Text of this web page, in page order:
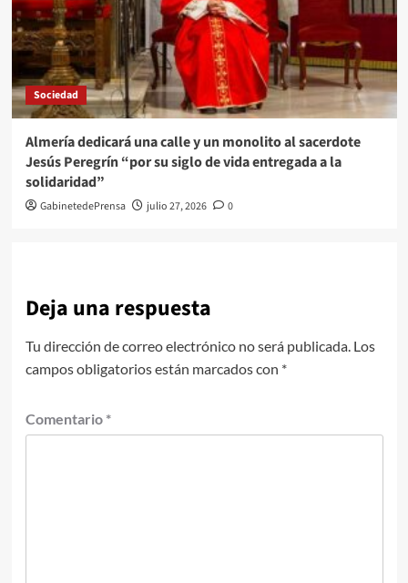
Sociedad
Almería dedicará una calle y un monolito al sacerdote
Jesús Peregrín “por su siglo de vida entregada a la
solidaridad”
GabinetedePrensa julio 27, 2026 0
Deja una respuesta
Tu dirección de correo electrónico no será publicada. Los
campos obligatorios están marcados con *
Comentario *